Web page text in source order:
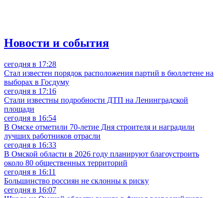
Новости и события
сегодня в 17:28
Стал известен порядок расположения партий в бюллетене на
выборах в Госдуму
сегодня в 17:16
Стали известны подробности ДТП на Ленинградской
площади
сегодня в 16:54
В Омске отметили 70-летие Дня строителя и наградили
лучших работников отрасли
сегодня в 16:33
В Омской области в 2026 году планируют благоустроить
около 80 общественных территорий
сегодня в 16:11
Большинство россиян не склонны к риску
сегодня в 16:07